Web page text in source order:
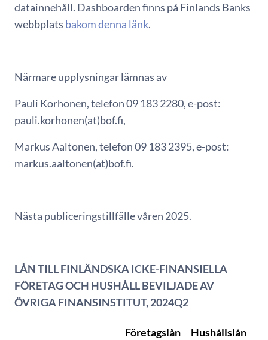
datainnehåll. Dashboarden finns på Finlands Banks
webbplats bakom denna länk.
Närmare upplysningar lämnas av
Pauli Korhonen, telefon 09 183 2280, e-post:
pauli.korhonen(at)bof.fi,
Markus Aaltonen, telefon 09 183 2395, e-post:
markus.aaltonen(at)bof.fi.
Nästa publiceringstillfälle våren 2025.
LÅN TILL FINLÄNDSKA ICKE-FINANSIELLA
FÖRETAG OCH HUSHÅLL BEVILJADE AV
ÖVRIGA FINANSINSTITUT, 2024Q2
Företagslån
Hushållslån